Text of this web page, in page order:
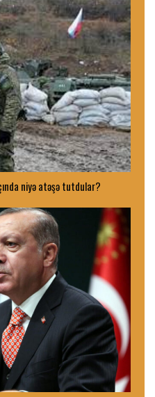
niyə atəşə tutdular?